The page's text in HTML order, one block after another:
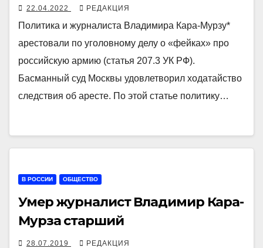
22.04.2022 РЕДАКЦИЯ
Политика и журналиста Владимира Кара-Мурзу*
арестовали по уголовному делу о «фейках» про
российскую армию (статья 207.3 УК РФ).
Басманный суд Москвы удовлетворил ходатайство
следствия об аресте. По этой статье политику…
В РОССИИ ОБЩЕСТВО
Умер журналист Владимир Кара-
Мурза старший
28.07.2019 РЕДАКЦИЯ